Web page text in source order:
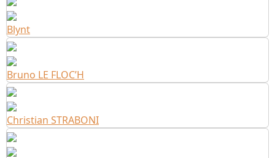
Blynt
Bruno LE FLOC’H
Christian STRABONI